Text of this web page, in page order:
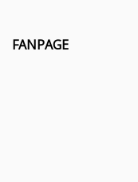
FANPAGE